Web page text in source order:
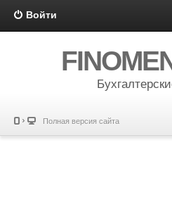
Войти
Полная версия сайта